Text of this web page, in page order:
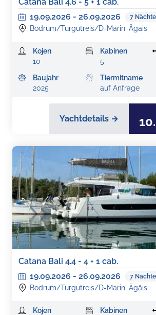
19.09.2026 - 26.09.2026 7 Nächte
Bodrum/Turgutreis/D-Marin, Ägäis
Kojen
10
Kabinen
5
Baujahr
2025
Tiermitname
auf Anfrage
Yachtdetails →
Catana Bali 4.4 - 4 + 1 cab.
19.09.2026 - 26.09.2026 7 Nächte
Bodrum/Turgutreis/D-Marin, Ägäis
Kojen
Kabinen